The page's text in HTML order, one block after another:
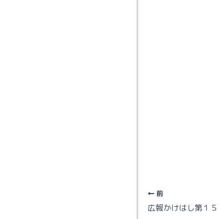
前
広報かけはし第１